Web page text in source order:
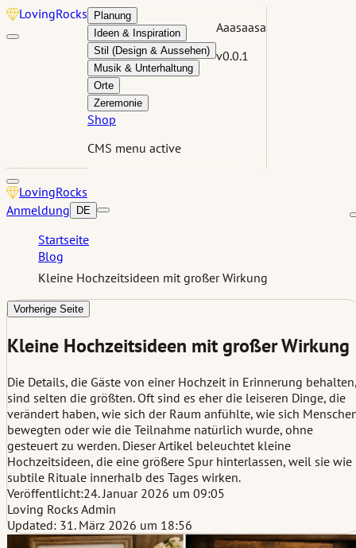
LovingRocks
Planung
Ideen & Inspiration
Stil (Design & Aussehen)
Musik & Unterhaltung
Orte
Zeremonie
Shop
CMS menu active
Aaasaasa
v0.0.1
LovingRocks
Anmeldung
DE
Startseite
Blog
Kleine Hochzeitsideen mit großer Wirkung
Vorherige Seite
Kleine Hochzeitsideen mit großer Wirkung
Die Details, die Gäste von einer Hochzeit in Erinnerung behalten,
sind selten die größten. Oft sind es eher die leiseren Dinge, die
verändert haben, wie sich der Raum anfühlte, wie sich
bewegten oder wie die Teilnahme natürlich wurde, ohne
gesteuert zu werden. Dieser Artikel beleuchtet kleine
Hochzeitsideen, die eine größere Spur hinterlassen, weil sie wie
subtile Rituale innerhalb des Tages wirken.
Veröffentlicht:24. Januar 2026 um 09:05
Loving Rocks Admin
Updated: 31. März 2026 um 18:56